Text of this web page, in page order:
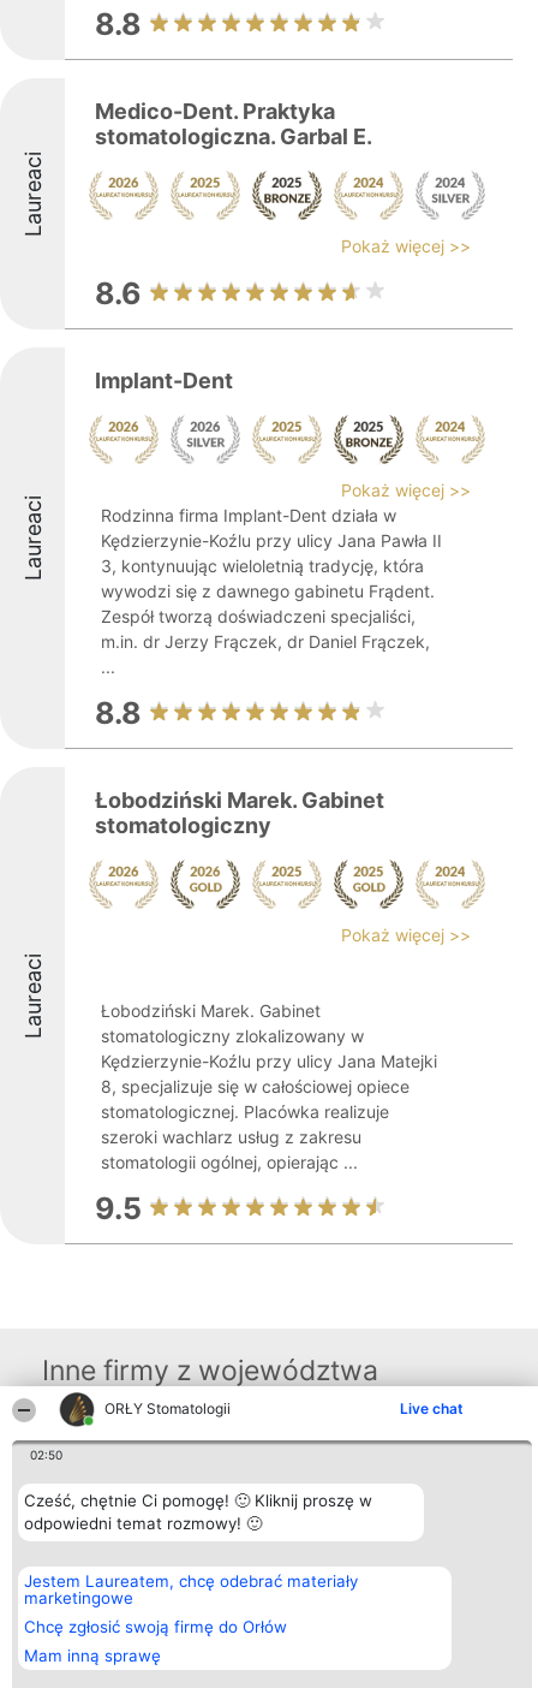
ORŁY Stomatologii Live chat
02:50
Cześć, chętnie Ci pomogę! 🙂 Kliknij proszę w
odpowiedni temat rozmowy! 🙂
Jestem Laureatem, chcę odebrać materiały
marketingowe
Chcę zgłosić swoją firmę do Orłów
Mam inną sprawę
8.8
Laureaci
Medico-Dent. Praktyka
stomatologiczna. Garbal E.
Pokaż więcej >>
8.6
Laureaci
Implant-Dent
Pokaż więcej >>
Rodzinna firma Implant-Dent działa w
Kędzierzynie-Koźlu przy ulicy Jana Pawła II
3, kontynuując wieloletnią tradycję, która
wywodzi się z dawnego gabinetu Frądent.
Zespół tworzą doświadczeni specjaliści,
m.in. dr Jerzy Frączek, dr Daniel Frączek,
...
8.8
Laureaci
Łobodziński Marek. Gabinet
stomatologiczny
Pokaż więcej >>
Łobodziński Marek. Gabinet
stomatologiczny zlokalizowany w
Kędzierzynie-Koźlu przy ulicy Jana Matejki
8, specjalizuje się w całościowej opiece
stomatologicznej. Placówka realizuje
szeroki wachlarz usług z zakresu
stomatologii ogólnej, opierając ...
9.5
Inne firmy z województwa
Organizator plebiscytu
o. sp. k.
ul. Ruska 22
Wrocław 50-079
KRS 0000749100 | Regon
+48 508 492 400
Plebiscyt
Lista
wszystkich
Laureatów
Zasady
Polityka
Kontakt